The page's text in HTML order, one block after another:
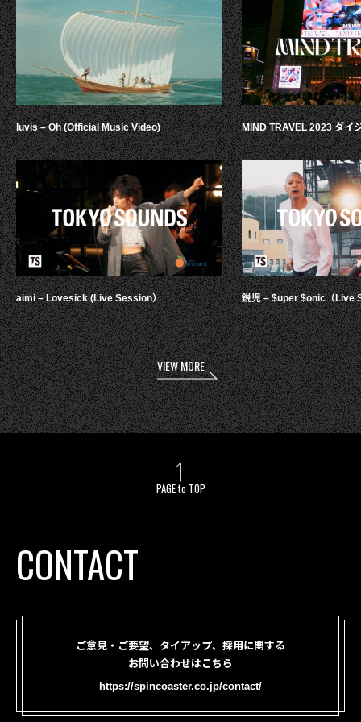
luvis – Oh (Official Music Video)
aimi – Lovesick (Live Session）
MIND TRAVEL 2023 ダイ
鋭児 – $uper $onic（Live
VIEW MORE
PAGE to TOP
CONTACT
ご意見・ご要望、タイアップ、採用に関する
お問い合わせはこちら
https://spincoaster.co.jp/contact/